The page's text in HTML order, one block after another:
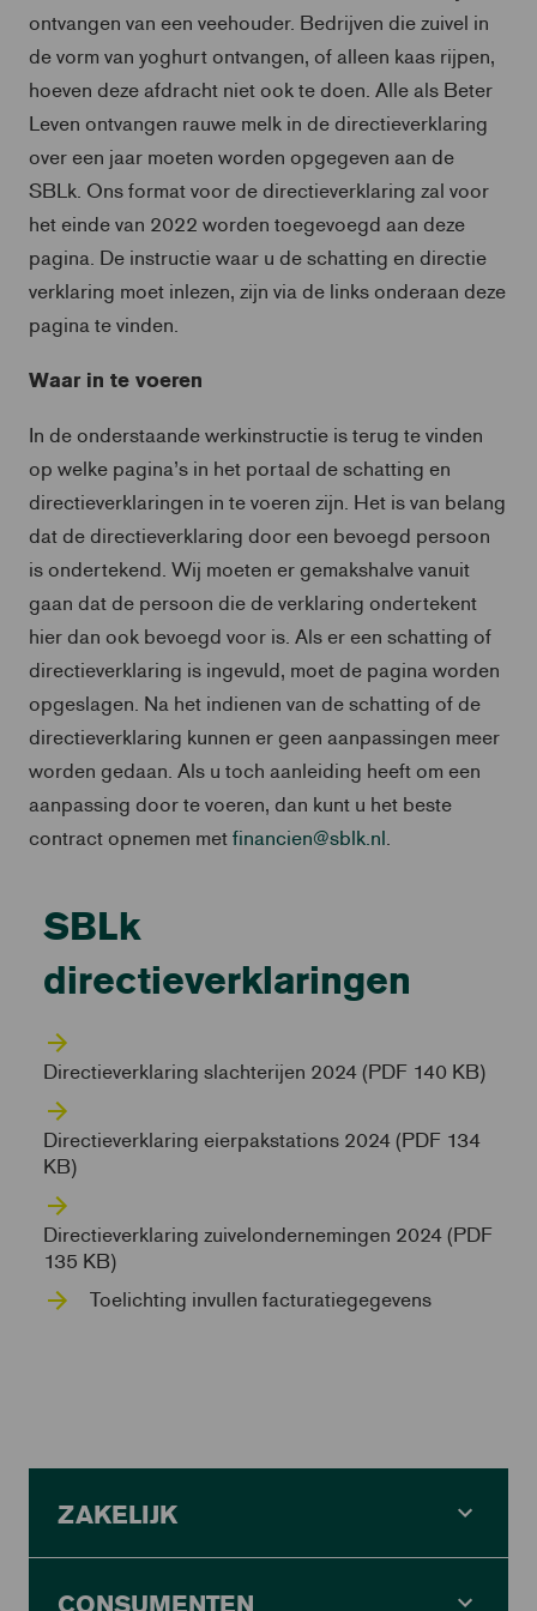
ontvangen van een veehouder. Bedrijven die zuivel in
de vorm van yoghurt ontvangen, of alleen kaas rijpen,
hoeven deze afdracht niet ook te doen. Alle als Beter
Leven ontvangen rauwe melk in de directieverklaring
over een jaar moeten worden opgegeven aan de
SBLk. Ons format voor de directieverklaring zal voor
het einde van 2022 worden toegevoegd aan deze
pagina. De instructie waar u de schatting en directie
verklaring moet inlezen, zijn via de links onderaan deze
pagina te vinden.
Waar in te voeren
In de onderstaande werkinstructie is terug te vinden
op welke pagina’s in het portaal de schatting en
directieverklaringen in te voeren zijn. Het is van belang
dat de directieverklaring door een bevoegd persoon
is ondertekend. Wij moeten er gemakshalve vanuit
gaan dat de persoon die de verklaring ondertekent
hier dan ook bevoegd voor is. Als er een schatting of
directieverklaring is ingevuld, moet de pagina worden
opgeslagen. Na het indienen van de schatting of de
directieverklaring kunnen er geen aanpassingen meer
worden gedaan. Als u toch aanleiding heeft om een
aanpassing door te voeren, dan kunt u het beste
contract opnemen metfinancien@sblk.nl.
SBLk
directieverklaringen
Directieverklaring slachterijen 2024 (PDF 140 KB)
Directieverklaring eierpakstations 2024 (PDF 134
KB)
Directieverklaring zuivelondernemingen 2024 (PDF
135 KB)
Toelichting invullen facturatiegegevens
ZAKELIJK
CONSUMENTEN